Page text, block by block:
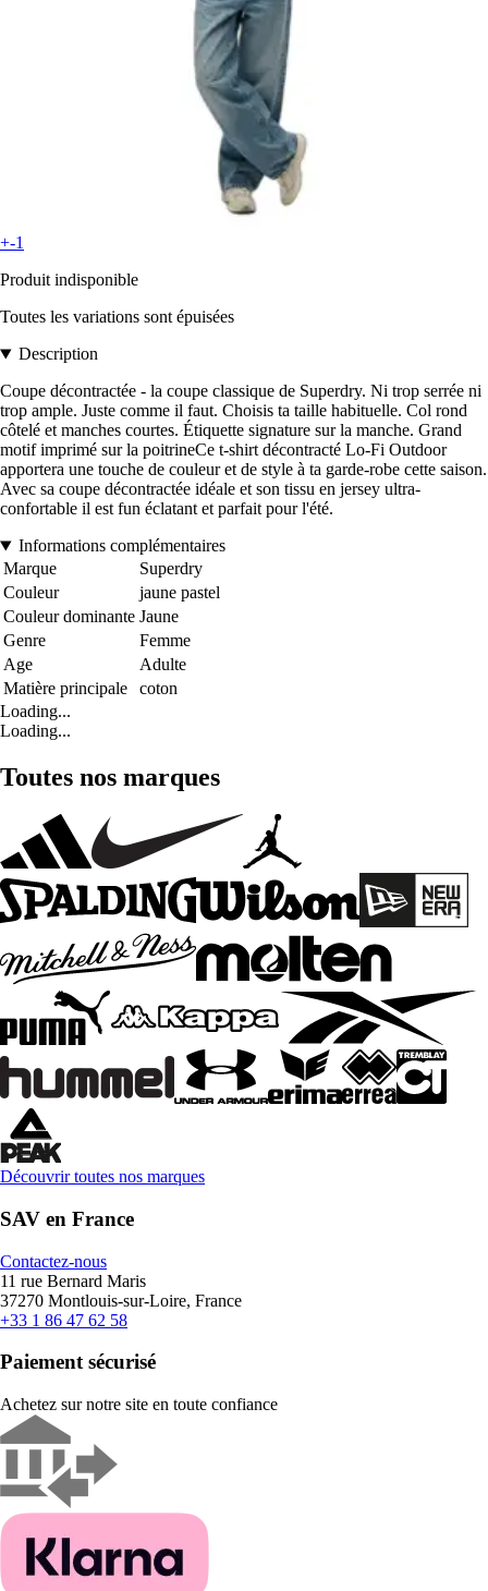
+-1
Produit indisponible
Toutes les variations sont épuisées
Description
Coupe décontractée - la coupe classique de Superdry. Ni trop serrée ni
trop ample. Juste comme il faut. Choisis ta taille habituelle. Col rond
côtelé et manches courtes. Étiquette signature sur la manche. Grand
motif imprimé sur la poitrineCe t-shirt décontracté Lo-Fi Outdoor
apportera une touche de couleur et de style à ta garde-robe cette saison.
Avec sa coupe décontractée idéale et son tissu en jersey ultra-
confortable il est fun éclatant et parfait pour l'été.
Informations complémentaires
Marque
Superdry
Couleur
jaune pastel
Couleur dominante Jaune
Genre
Femme
Age
Adulte
Matière principale
coton
Loading...
Loading...
Toutes nos marques
Découvrir toutes nos marques
SAV en France
Contactez-nous
11 rue Bernard Maris
37270 Montlouis-sur-Loire, France
+33 1 86 47 62 58
Paiement sécurisé
Achetez sur notre site en toute confiance